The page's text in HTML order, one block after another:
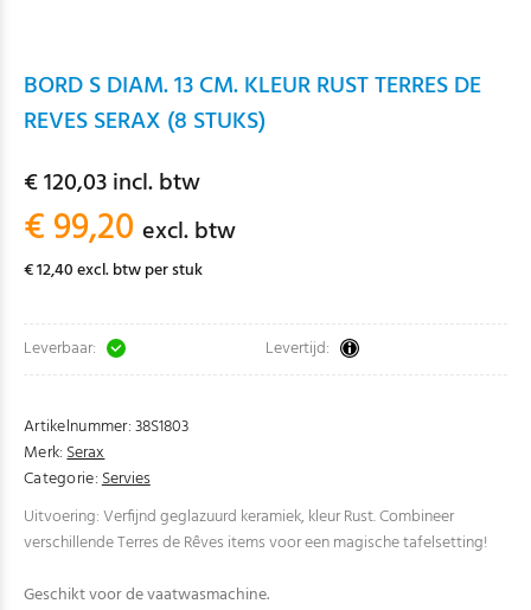
BORD S DIAM. 13 CM. KLEUR RUST TERRES DE
REVES SERAX (8 STUKS)
€ 120,03 incl. btw
€ 99,20 excl. btw
€ 12,40 excl. btw per stuk
Leverbaar: Levertijd:
Artikelnummer:38S1803
Merk:Serax
Categorie:Servies
Uitvoering: Verfijnd geglazuurd keramiek, kleur Rust. Combineer
verschillende Terres de Rêves items voor een magische tafelsetting!
Geschikt voor de vaatwasmachine.